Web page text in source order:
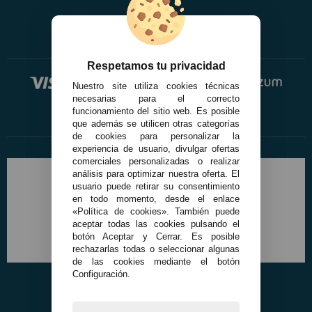
INFORMACION
910 60 71 03
HORARIO de TIENDA:
de 10:00 a 20:00 de Lunes a Viernes
Sábados de 10:00 a 14:00
910 51 49 87 Solo para
Whatsapp
info@francobordo.com
registro profesional
Respetamos tu privacidad
Nuestro site utiliza cookies técnicas
necesarias para el correcto
funcionamiento del sitio web. Es posible
que además se utilicen otras categorías
de cookies para personalizar la
experiencia de usuario, divulgar ofertas
comerciales personalizadas o realizar
análisis para optimizar nuestra oferta. El
usuario puede retirar su consentimiento
en todo momento, desde el enlace
«Política de cookies». También puede
aceptar todas las cookies pulsando el
botón Aceptar y Cerrar. Es posible
rechazarlas todas o seleccionar algunas
de las cookies mediante el botón
Configuración.